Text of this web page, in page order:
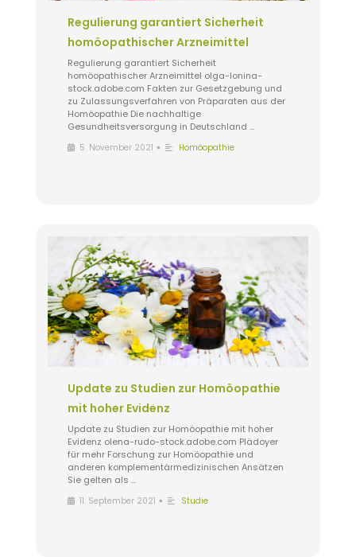
Regulierung garantiert Sicherheit
homöopathischer Arzneimittel
Regulierung garantiert Sicherheit
homöopathischer Arzneimittel olga-lonina-
stock.adobe.com Fakten zur Gesetzgebung und
zu Zulassungsverfahren von Präparaten aus der
Homöopathie Die nachhaltige
Gesundheitsversorgung in Deutschland …
5. November 2021 • Homöopathie
Update zu Studien zur Homöopathie
mit hoher Evidenz
Update zu Studien zur Homöopathie mit hoher
Evidenz olena-rudo-stock.adobe.com Plädoyer
für mehr Forschung zur Homöopathie und
anderen komplementärmedizinischen Ansätzen
Sie gelten als …
11. September 2021 • Studie